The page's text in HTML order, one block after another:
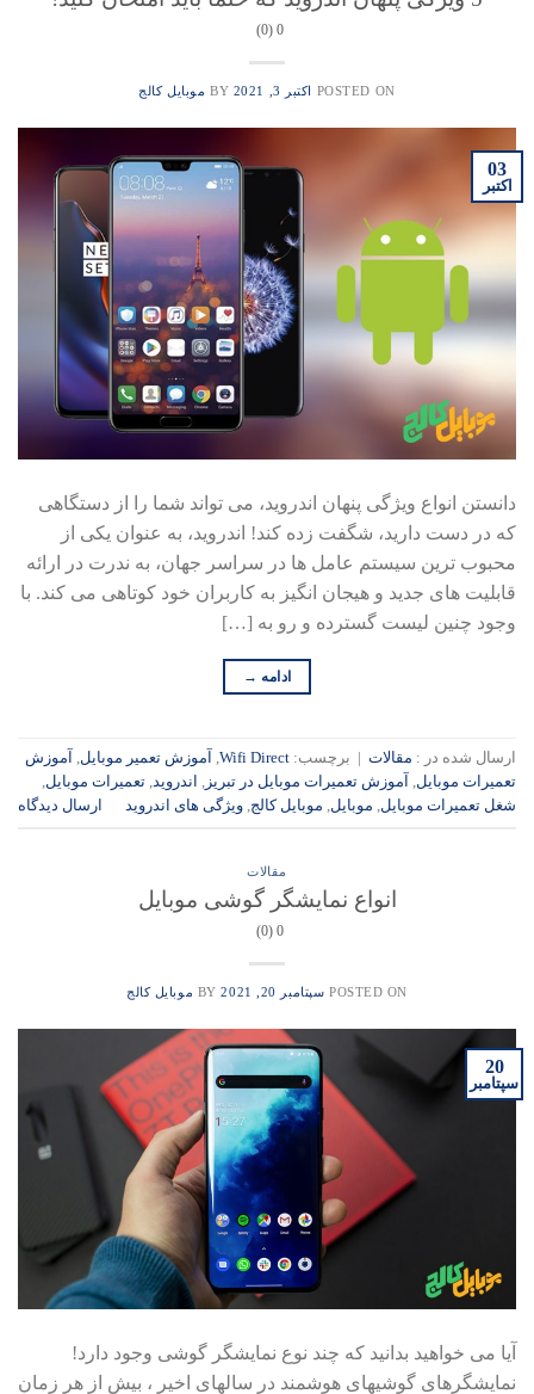
0 (0)
POSTED ON اکتبر 3, 2021 BY موبایل کالج
03
اکتبر
دانستن انواع ویژگی پنهان اندروید، می تواند شما را از دستگاهی
که در دست دارید، شگفت زده کند! اندروید، به عنوان یکی از
محبوب ترین سیستم عامل ها در سراسر جهان، به ندرت در ارائه
قابلیت های جدید و هیجان انگیز به کاربران خود کوتاهی می کند. با
وجود چنین لیست گسترده و رو به […]
ادامه →
ارسال شده در : مقالات برچسب: Wifi Direct
, آموزش تعمیر موبایل,
آموزش
تعمیرات موبایل, آموزش تعمیرات موبایل در تبریز , اندروید, تعمیرات موبایل,
شغل تعمیرات موبایل, موبایل, موبایل کالج, ویژگی های اندروید ارسال دیدگاه
مقالات
انواع نمایشگر گوشی موبایل
0 (0)
POSTED ON سپتامبر 20, 2021 BY موبایل کالج
20
سپتامبر
آیا می خواهید بدانید که چند نوع نمایشگر گوشی وجود دارد!
نمایشگر­های گوشی­های هوشمند در سال­های اخیر ، بیش از هر زمان